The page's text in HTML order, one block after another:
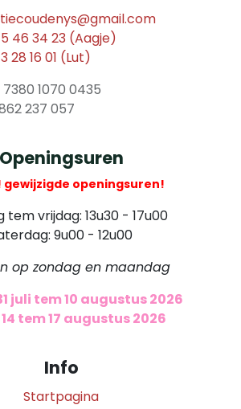
46 34 23 (Aagje)
28 16 01 (Lut)
7380 1070 0435
237 057
Openingsuren
gewijzigde openingsuren!
tem vrijdag: 13u30 - 17u00
9u00 - 12u00
op zondag en maandag
juli tem 10 augustus 2026
tem 17 augustus 2026
Info
Startpagina